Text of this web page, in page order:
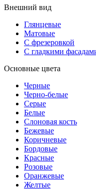
Внешний вид
Глянцевые
Матовые
С фрезеровкой
С гладкими
Основные цвета
Черные
Черно-белые
Серые
Белые
Слоновая кость
Бежевые
Коричневые
Бордовые
Красные
Розовые
Оранжевые
Желтые